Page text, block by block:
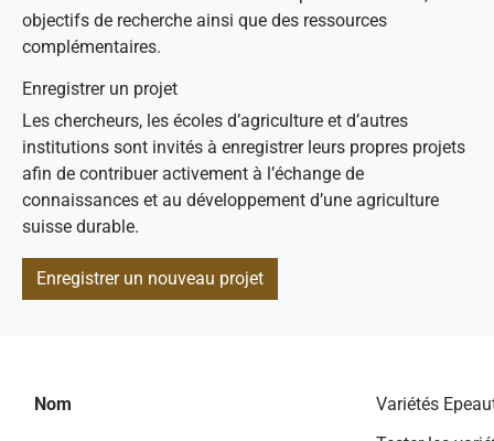
objectifs de recherche ainsi que des ressources
complémentaires.
Enregistrer un projet
Les chercheurs, les écoles d’agriculture et d’autres
institutions sont invités à enregistrer leurs propres projets
afin de contribuer activement à l’échange de
connaissances et au développement d’une agriculture
suisse durable.
Enregistrer un nouveau projet
Nom Variétés